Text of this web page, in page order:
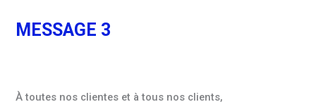
MESSAGE 3
À toutes nos clientes et à tous nos clients,